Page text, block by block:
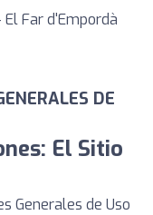
El Far d'Empordà
DE
El Sitio
Generales de Uso